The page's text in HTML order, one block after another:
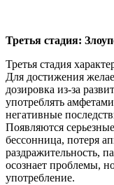
Третья стадия:
Третья стадия
Для достижения
дозировка из-за
употреблять
негативные
Появляются
бессонница, потеря
раздражительность,
осознает проблемы,
употребление.